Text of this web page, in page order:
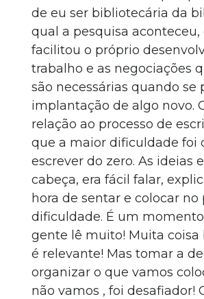
de eu ser bibliotecária da
qual a pesquisa aconteceu,
facilitou o próprio
trabalho e as negociações
são necessárias quando se
implantação de algo novo.
relação ao processo de
que a maior dificuldade foi
escrever do zero. As ideias
cabeça, era fácil falar,
hora de sentar e colocar no
dificuldade. É um
gente lê muito! Muita coisa
é relevante! Mas tomar a
organizar o que vamos
não vamos , foi desafiador!